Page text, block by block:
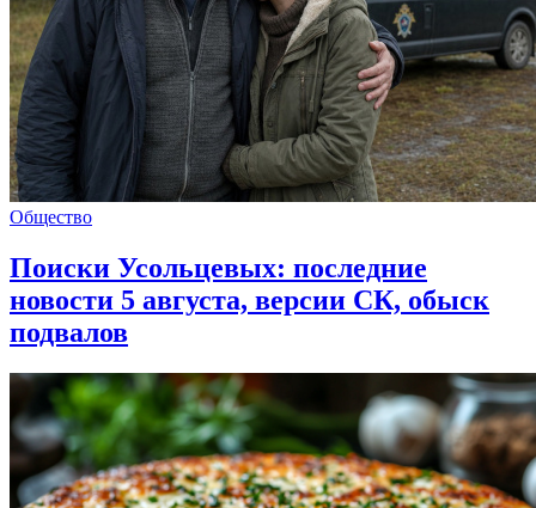
Общество
Поиски Усольцевых: последние
новости 5 августа, версии СК, обыск
подвалов